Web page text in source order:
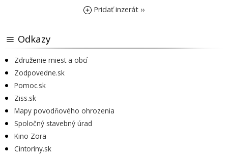
Pridať inzerát ››
Odkazy
Združenie miest a obcí
Zodpovedne.sk
Pomoc.sk
Ziss.sk
Mapy povodňového ohrozenia
Spoločný stavebný úrad
Kino Zora
Cintoríny.sk